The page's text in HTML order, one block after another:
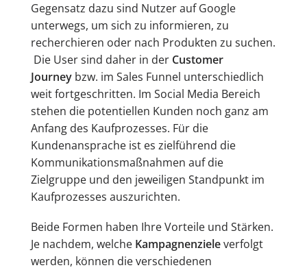
Gegensatz dazu sind Nutzer auf Google
unterwegs, um sich zu informieren, zu
recherchieren oder nach Produkten zu suchen.
Die User sind daher in der Customer
Journeybzw. im Sales Funnel unterschiedlich
weit fortgeschritten. Im Social Media Bereich
stehen die potentiellen Kunden noch ganz am
Anfang des Kaufprozesses. Für die
Kundenansprache ist es zielführend die
Kommunikationsmaßnahmen auf die
Zielgruppe und den jeweiligen Standpunkt im
Kaufprozesses auszurichten.
Beide Formen haben Ihre Vorteile und Stärken.
Je nachdem, welche Kampagnenzieleverfolgt
werden, können die verschiedenen